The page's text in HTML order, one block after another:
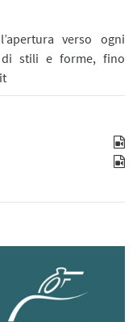
verso ogni
di stili e forme, fino